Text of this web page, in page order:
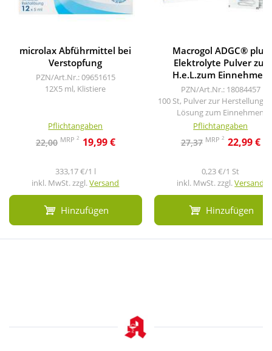
microlax Abführmittel bei
Verstopfung
PZN/Art.Nr.: 09651615
12X5 ml, Klistiere
Pflichtangaben
22,00 MRP 2 19,99 €
333,17 €/1 l
inkl. MwSt. zzgl.Versand
Hinzufügen
Macrogol ADGC® plus
Elektrolyte Pulver zur
H.e.L.zum Einnehmen
PZN/Art.Nr.: 18084457
100 St, Pulver zur Herstellung
Lösung zum Einnehmen
Pflichtangaben
27,37 MRP 2 22,99 €
0,23 €/1 St
inkl. MwSt. zzgl.Versand
Hinzufügen